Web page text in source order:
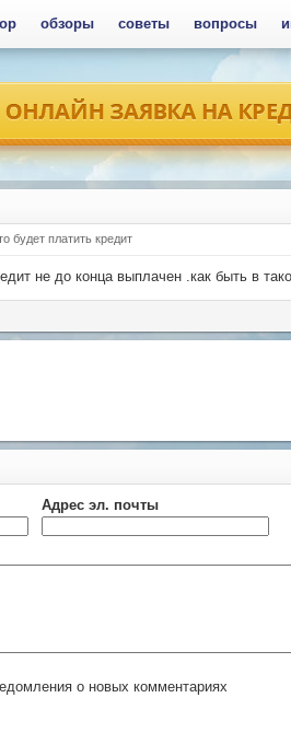
будет платить кредит
не до конца выплачен .как быть в
Адрес эл. почты
о новых комментариях
обзоры советы вопросы